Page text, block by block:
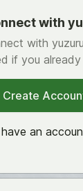
with
with
if you
Create
have an